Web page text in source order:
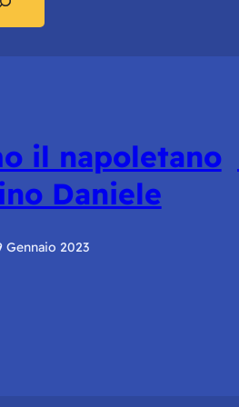
il napoletano
Daniele
Gennaio 2023